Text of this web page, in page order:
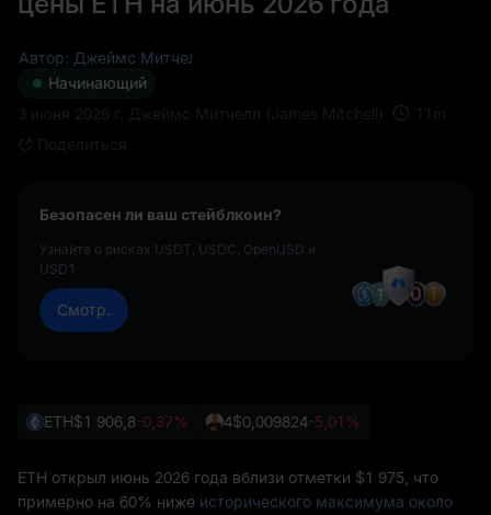
Автор: Джеймс Митчелл (James Mitchell)
Начинающий
3 июня 2026 г. Джеймс Митчелл (James Mitchell) 11
m
Поделиться
Безопасен ли ваш стейблкоин?
Узнайте о рисках USDT, USDC, OpenUSD и
USD1
Смотр.
ETH$1 906,8-0,37% 4$0,009824-5,01%
ETH открыл июнь 2026 года вблизи отметки $1 975, что
примерно на 60% ниже исторического максимума около